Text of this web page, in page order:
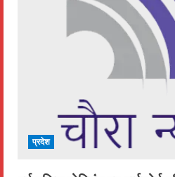
प्रदेश